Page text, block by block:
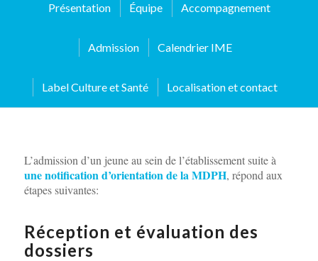
Présentation Équipe Accompagnement
Admission Calendrier IME
Label Culture et Santé Localisation et contact
L’admission d’un jeune au sein de l’établissement suite à
une notification d’orientation de la MDPH, répond aux
étapes suivantes:
Réception et évaluation des
dossiers